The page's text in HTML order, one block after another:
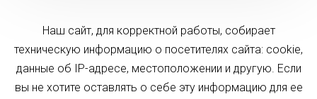
Наш сайт, для корректной работы, собирает
техническую информацию о посетителях сайта: cookie,
данные об IP-адресе, местоположении и другую. Если
вы не хотите оставлять о себе эту информацию для ее